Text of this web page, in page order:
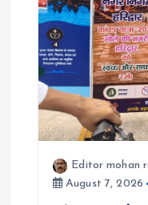
n
Editor mohan
August 7, 2026